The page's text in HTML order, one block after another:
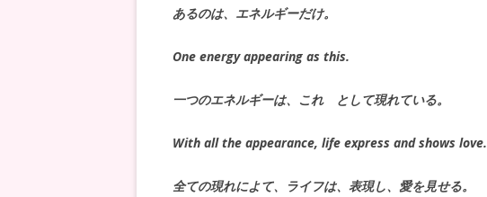
あるのは、エネルギーだけ。
One energy appearing as this.
一つのエネルギーは、これ として現れている。
With all the appearance, life express and shows love.
全ての現れによて、ライフは、表現し、愛を見せる。